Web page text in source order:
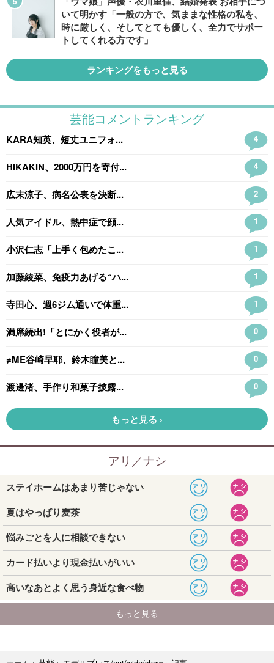
いて明かす「一般の方で、気ままな性格の私を、
時に厳しく、そしてとても優しく、全力でサポー
トしてくれる方です」
ランキングをもっと見る